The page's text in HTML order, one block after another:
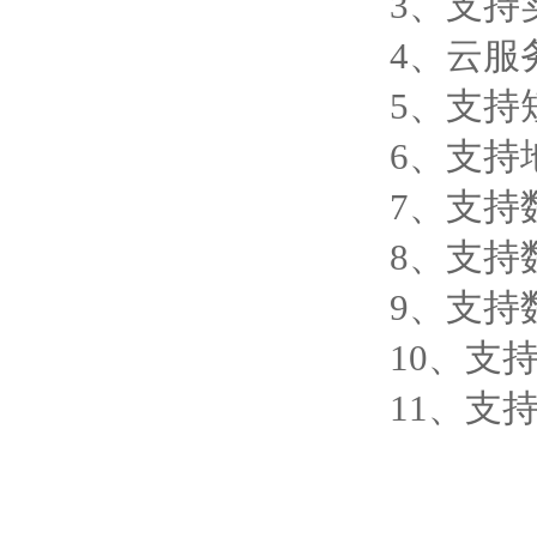
4、云服
5、支持
6、支持
7、支持
8、支持
9、支持
10、支
11、支